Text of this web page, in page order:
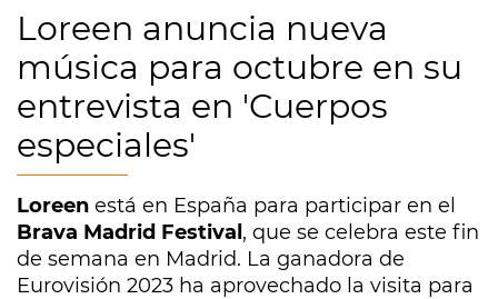
Loreen anuncia nueva
música para octubre en su
entrevista en 'Cuerpos
especiales'
Loreen está en España para participar en el
Brava Madrid Festival , que se celebra este fin
de semana en Madrid. La ganadora de
Eurovisión 2023 ha aprovechado la visita para